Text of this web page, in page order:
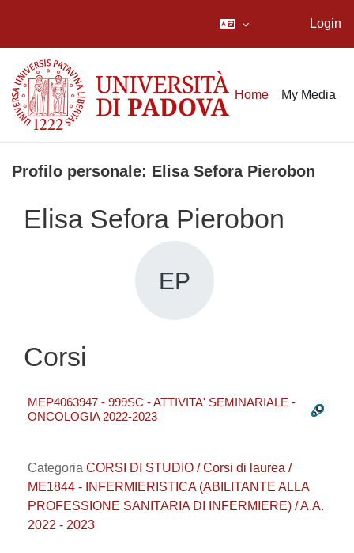
Login
Home My Media
Profilo personale: Elisa Sefora Pierobon
Elisa Sefora Pierobon
EP
Corsi
MEP4063947 - 999SC - ATTIVITA' SEMINARIALE -
ONCOLOGIA 2022-2023
Categoria CORSI DI STUDIO / Corsi di laurea /
ME1844 - INFERMIERISTICA (ABILITANTE ALLA
PROFESSIONE SANITARIA DI INFERMIERE) / A.A.
2022 - 2023